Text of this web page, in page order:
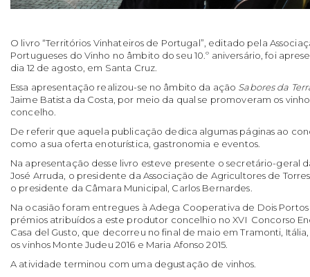
O livro “Territórios Vinhateiros de Portugal”, editado pela
Portugueses do Vinho no âmbito do seu 10.º aniversário, foi
dia 12 de agosto, em Santa Cruz.
Essa apresentação realizou-se no âmbito da ação Sabores da
Jaime Batista da Costa, por meio da qual se promoveram os
concelho.
De referir que aquela publicação dedica algumas páginas ao
como a sua oferta enoturística, gastronomia e eventos.
Na apresentação desse livro esteve presente o secretário-geral
José Arruda, o presidente da Associação de Agricultores de
o presidente da Câmara Municipal, Carlos Bernardes.
Na ocasião foram entregues à Adega Cooperativa de Dois
prémios atribuídos a este produtor concelhio no XVI Concorso
Casa del Gusto, que decorreu no final de maio em Tramonti,
os vinhos Monte Judeu 2016 e Maria Afonso 2015.
A atividade terminou com uma degustação de vinhos.